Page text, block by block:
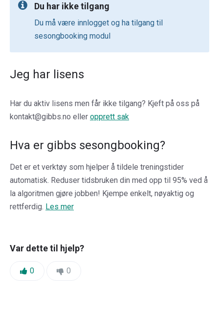
Du har ikke tilgang
Du må være innlogget og ha tilgang til
sesongbooking modul
Jeg har lisens
Har du aktiv lisens men får ikke tilgang? Kjeft på oss på
kontakt@gibbs.no eller opprett sak
Hva er gibbs sesongbooking?
Det er et verktøy som hjelper å tildele treningstider
automatisk. Reduser tidsbruken din med opp til 95% ved å
la algoritmen gjøre jobben! Kjempe enkelt, nøyaktig og
rettferdig. Les mer
Var dette til hjelp?
Likes:
0 Dislikes:
0